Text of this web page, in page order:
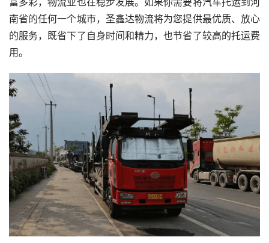
南省的任何一个城市，圣鑫达物流将为您提供最优质、放心
的服务，既省下了自身时间和精力，也节省了较高的托运费
用。